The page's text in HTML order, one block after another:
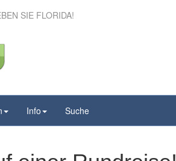
SIE FLORIDA!
Info Suche